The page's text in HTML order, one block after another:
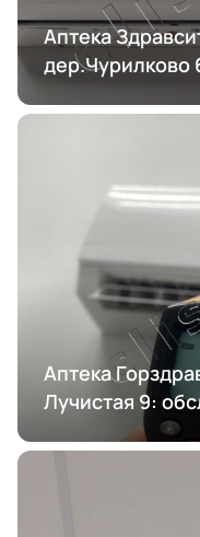
Аптека
дер.Чурилково
Аптека
Лучистая 9: